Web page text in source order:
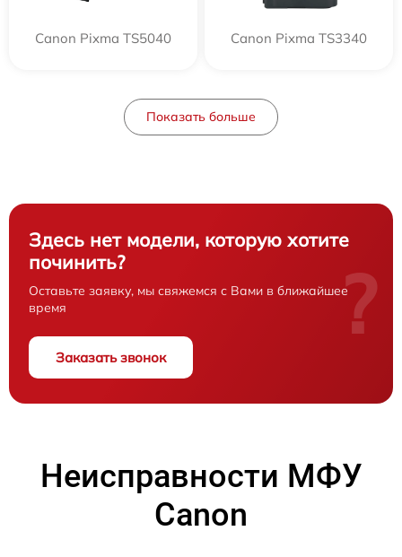
Canon Pixma TS5040 Canon Pixma TS3340
Показать больше
Здесь нет модели, которую хотите
починить?
Оставьте заявку, мы свяжемся с Вами в ближайшее
время
Заказать звонок
?
Неисправности МФУ
Canon